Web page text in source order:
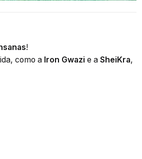
!
como a Iron Gwazi e a SheiKra,